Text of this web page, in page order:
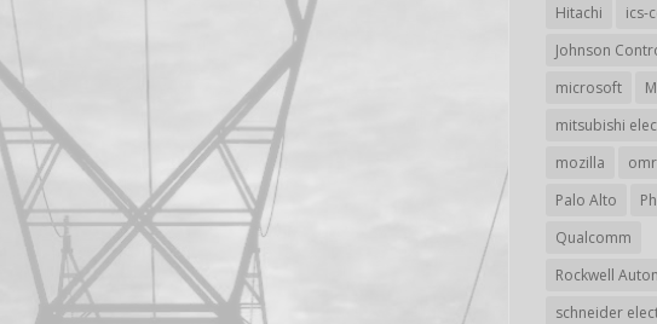
Hitachi
ics-
Johnson
microsoft
mitsubishi
mozilla
Palo Alto
Qualcomm
Rockwell
schneider